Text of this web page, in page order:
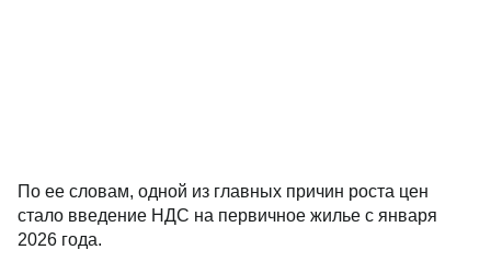
По ее словам, одной из главных причин роста цен
стало введение НДС на первичное жилье с января
2026 года.